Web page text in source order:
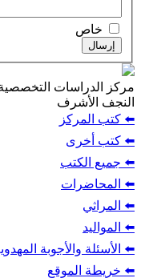
التخصصية في الإمام
المهدوية